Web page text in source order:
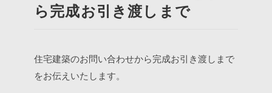
ら完成お引き渡しまで
住宅建築のお問い合わせから完成お引き渡しまで
をお伝えいたします。